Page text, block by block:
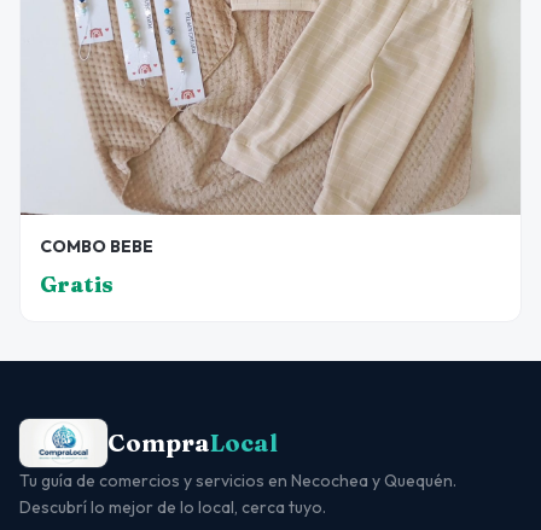
COMBO BEBE
Gratis
CompraLocal
Tu guía de comercios y servicios en Necochea y Quequén.
Descubrí lo mejor de lo local, cerca tuyo.